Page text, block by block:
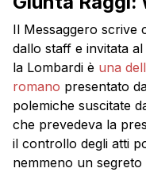
Il Messaggero scrive
dallo staff e invitata
la Lombardi è una
romano presentato
polemiche suscitate
che prevedeva la
il controllo degli atti
nemmeno un